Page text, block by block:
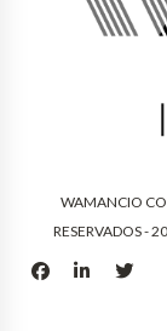
WAMANCIO
RESERVADOS -